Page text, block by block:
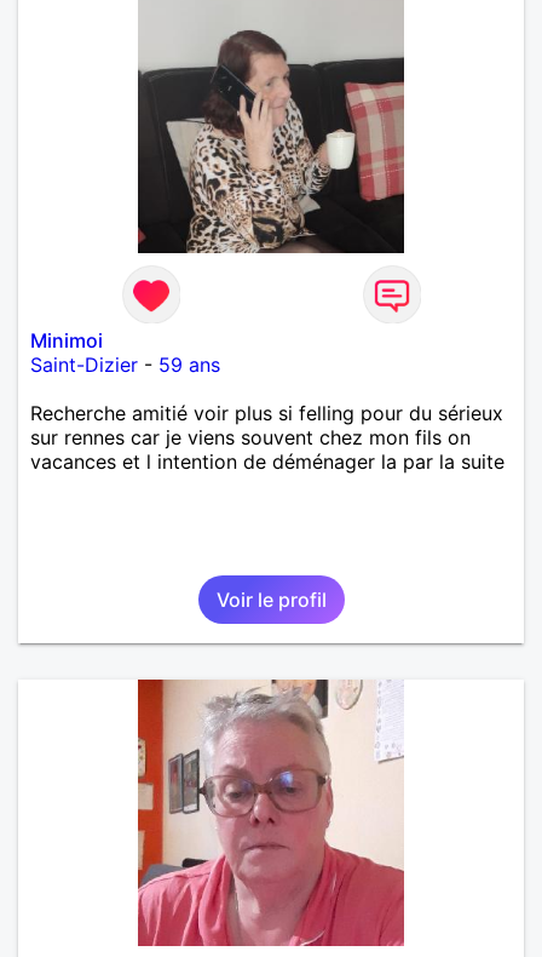
Minimoi
Saint-Dizier - 59 ans
Recherche amitié voir plus si felling pour du sérieux
sur rennes car je viens souvent chez mon fils on
vacances et l intention de déménager la par la suite
Voir le profil